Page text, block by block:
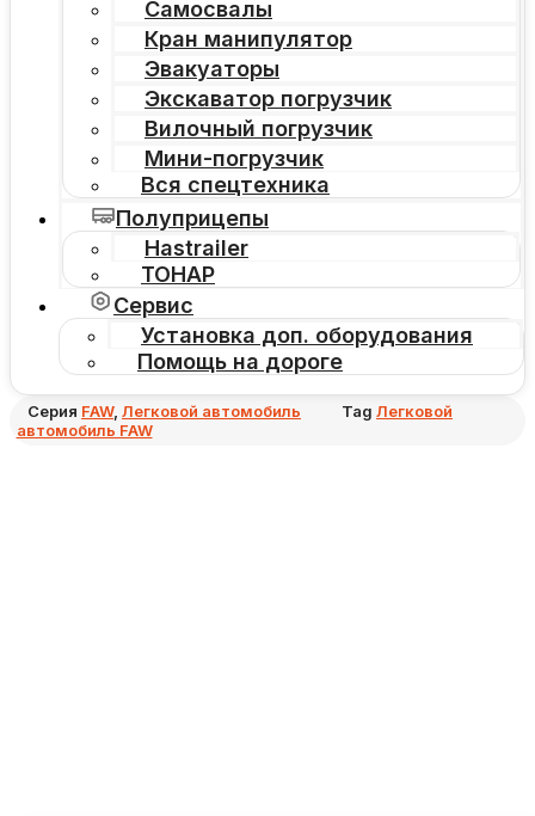
Самосвалы
Кран манипулятор
Эвакуаторы
Экскаватор погрузчик
Вилочный погрузчик
Мини-погрузчик
Вся спецтехника
Полуприцепы
Hastrailer
ТОНАР
Сервис
Установка доп. оборудования
Помощь на дороге
Серия FAW, Легковой автомобиль Tag Легковой
автомобиль FAW